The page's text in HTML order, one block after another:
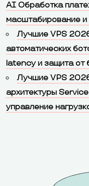
AI Обработка
масштабирование и
Лучшие VPS
автоматических
latency и защита от
Лучшие VPS
архитектуры
управление